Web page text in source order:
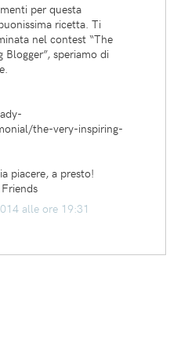
per questa
ricetta. Ti
nel contest “The
Blogger”, speriamo di
the-very-inspiring-
piacere, a presto!
alle ore 19:31